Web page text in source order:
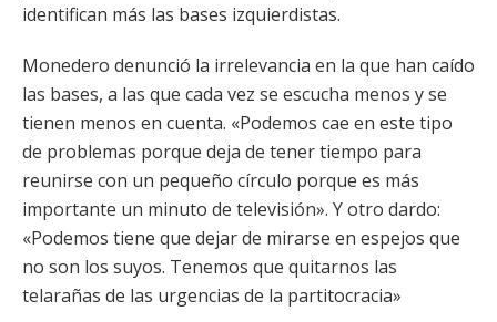
identifican más las bases izquierdistas.
Monedero denunció la irrelevancia en la que han caído
las bases, a las que cada vez se escucha menos y se
tienen menos en cuenta. «Podemos cae en este tipo
de problemas porque deja de tener tiempo para
reunirse con un pequeño círculo porque es más
importante un minuto de televisión». Y otro dardo:
«Podemos tiene que dejar de mirarse en espejos que
no son los suyos. Tenemos que quitarnos las
telarañas de las urgencias de la partitocracia»